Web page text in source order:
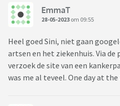
EmmaT
28-05-2023 om 09:55
Heel goed Sini, niet gaan
artsen en het ziekenhuis. Via de
verzoek de site van een
was me al teveel. One day at